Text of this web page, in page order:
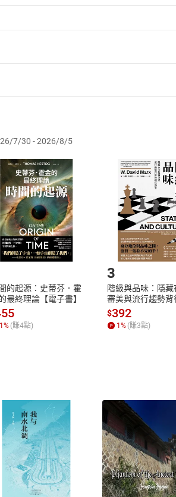
條第1項後段暨通訊交易解除權合理例外
品即代表知悉本店鋪所銷售之商品為
請求退貨退款。
理退貨時，請登入樂天市場，並於「
行審核，待審核通過後將為您辦理退款
單為單位進行取消/退貨，恕無法以單
放入購物車
Shopping cart
登入帳
Login
？
、AFTEE
退換貨規範
本店是否提供消費者保護
7/30 - 2026/8/5
的起源：史蒂芬．霍
最終理論【電子書】
1% (賺4點)
3
階級與品味：隱藏
審美與流行趨勢背
位渴望【電子書】
$392
1% (賺3點)